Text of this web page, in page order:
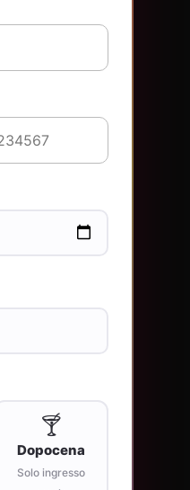
🍸
Dopocena
Solo ingresso